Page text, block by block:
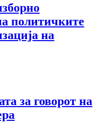
политичките
на
за говорот на